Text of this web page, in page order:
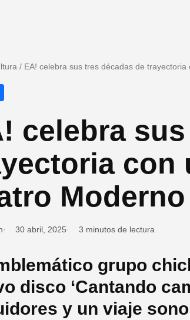
/ EA! celebra sus tres décadas de
celebra
con
Moderno
30 abril, 2025 3 minutos de lectura
grupo
disco ‘Cantando
y un viaje